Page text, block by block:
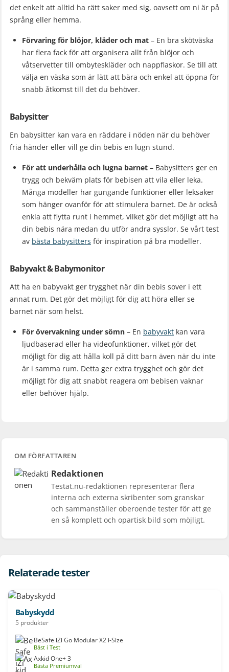
det enkelt att alltid ha rätt saker med sig, oavsett om ni är på
språng eller hemma.
Förvaring för blöjor, kläder och mat – En bra skötväska
har flera fack för att organisera allt från blöjor och
våtservetter till ombyteskläder och nappflaskor. Se till att
välja en väska som är lätt att bära och enkel att öppna för
snabb åtkomst till det du behöver.
Babysitter
En babysitter kan vara en räddare i nöden när du behöver
fria händer eller vill ge din bebis en lugn stund.
För att underhålla och lugna barnet – Babysitters ger en
trygg och bekväm plats för bebisen att vila eller leka.
Många modeller har gungande funktioner eller leksaker
som hänger ovanför för att stimulera barnet. De är också
enkla att flytta runt i hemmet, vilket gör det möjligt att ha
din bebis nära medan du utför andra sysslor. Se vårt test
av bästa babysitters för inspiration på bra modeller.
Babyvakt & Babymonitor
Att ha en babyvakt ger trygghet när din bebis sover i ett
annat rum. Det gör det möjligt för dig att höra eller se
barnet när som helst.
För övervakning under sömn – En babyvakt kan vara
ljudbaserad eller ha videofunktioner, vilket gör det
möjligt för dig att hålla koll på ditt barn även när du inte
är i samma rum. Detta ger extra trygghet och gör det
möjligt för dig att snabbt reagera om bebisen vaknar
eller behöver hjälp.
OM FÖRFATTAREN
Redaktionen
Testat.nu-redaktionen representerar flera
interna och externa skribenter som granskar
och sammanställer oberoende tester för att ge
en så komplett och opartisk bild som möjligt.
Relaterade tester
Babyskydd
5 produkter
BeSafe iZi Go Modular X2 i-Size
Bäst i Test
Axkid One+ 3
Bästa Premiumval